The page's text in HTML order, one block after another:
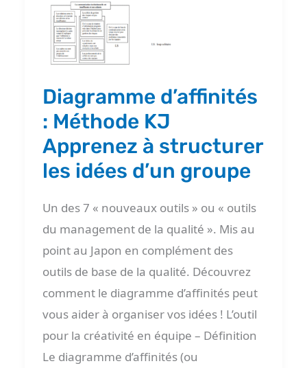
Diagramme d’affinités
: Méthode KJ
Apprenez à structurer
les idées d’un groupe
Un des 7 « nouveaux outils » ou « outils
du management de la qualité ». Mis au
point au Japon en complément des
outils de base de la qualité. Découvrez
comment le diagramme d’affinités peut
vous aider à organiser vos idées ! L’outil
pour la créativité en équipe – Définition
Le diagramme d’affinités (ou
Méthode
Apprenez
structurer
idées
d’un
groupe